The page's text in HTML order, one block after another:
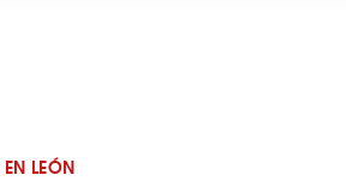
EN LEÓN